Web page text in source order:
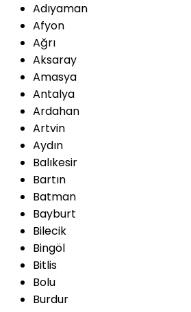
Adıyaman
Afyon
Ağrı
Aksaray
Amasya
Antalya
Ardahan
Artvin
Aydın
Balıkesir
Bartın
Batman
Bayburt
Bilecik
Bingöl
Bitlis
Bolu
Burdur